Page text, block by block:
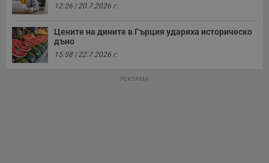
12:26 | 20.7.2026 г.
Цените на дините в Гърция удариха историческо
дъно
15:58 | 22.7.2026 г.
РЕКЛАМА